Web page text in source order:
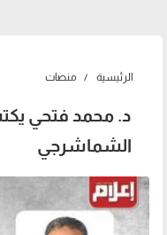
الرئيسية منصات
د. محمد فتحي
الشماشرجي